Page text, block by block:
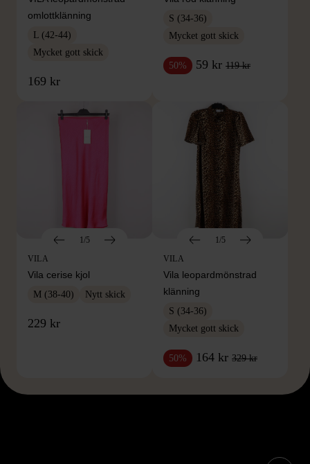
omlottklänning
L (42-44)
Mycket gott skick
169 kr
S (34-36)
Mycket gott skick
50% 59 kr 119 kr
1/5
VILA
Vila cerise kjol
M (38-40) Nytt skick
229 kr
1/5
VILA
Vila leopardmönstrad
klänning
S (34-36)
Mycket gott skick
50% 164 kr 329 kr